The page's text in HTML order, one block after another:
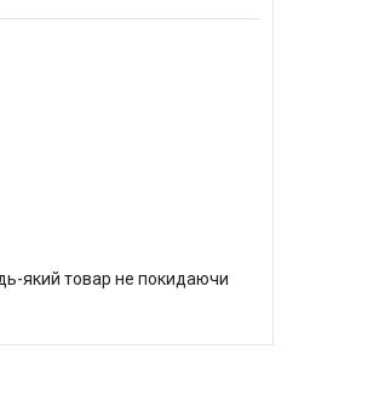
який товар не покидаючи